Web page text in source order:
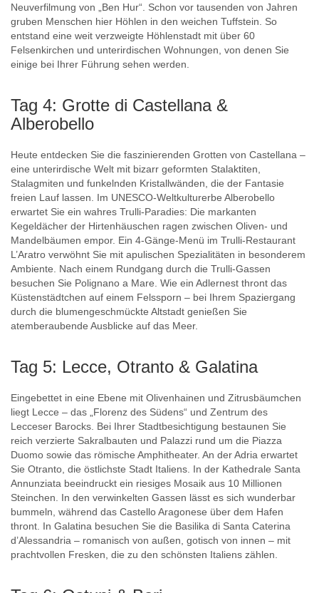
Neuverfilmung von „Ben Hur“. Schon vor tausenden von Jahren
gruben Menschen hier Höhlen in den weichen Tuffstein. So
entstand eine weit verzweigte Höhlenstadt mit über 60
Felsenkirchen und unterirdischen Wohnungen, von denen Sie
einige bei Ihrer Führung sehen werden.
Tag 4: Grotte di Castellana &
Alberobello
Heute entdecken Sie die faszinierenden Grotten von Castellana –
eine unterirdische Welt mit bizarr geformten Stalaktiten,
Stalagmiten und funkelnden Kristallwänden, die der Fantasie
freien Lauf lassen. Im UNESCO-Weltkulturerbe Alberobello
erwartet Sie ein wahres Trulli-Paradies: Die markanten
Kegeldächer der Hirtenhäuschen ragen zwischen Oliven- und
Mandelbäumen empor. Ein 4-Gänge-Menü im Trulli-Restaurant
L’Aratro verwöhnt Sie mit apulischen Spezialitäten in besonderem
Ambiente. Nach einem Rundgang durch die Trulli-Gassen
besuchen Sie Polignano a Mare. Wie ein Adlernest thront das
Küstenstädtchen auf einem Felssporn – bei Ihrem Spaziergang
durch die blumengeschmückte Altstadt genießen Sie
atemberaubende Ausblicke auf das Meer.
Tag 5: Lecce, Otranto & Galatina
Eingebettet in eine Ebene mit Olivenhainen und Zitrusbäumchen
liegt Lecce – das „Florenz des Südens“ und Zentrum des
Lecceser Barocks. Bei Ihrer Stadtbesichtigung bestaunen Sie
reich verzierte Sakralbauten und Palazzi rund um die Piazza
Duomo sowie das römische Amphitheater. An der Adria erwartet
Sie Otranto, die östlichste Stadt Italiens. In der Kathedrale Santa
Annunziata beeindruckt ein riesiges Mosaik aus 10 Millionen
Steinchen. In den verwinkelten Gassen lässt es sich wunderbar
bummeln, während das Castello Aragonese über dem Hafen
thront. In Galatina besuchen Sie die Basilika di Santa Caterina
d’Alessandria – romanisch von außen, gotisch von innen – mit
prachtvollen Fresken, die zu den schönsten Italiens zählen.